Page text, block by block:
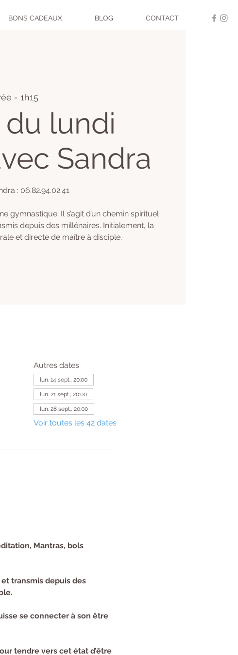
BONS CADEAUX BLOG CONTACT
- 1h15
du lundi
Sandra
: 06.82.94.02.41
gymnastique. Il s’agit d’un chemin spirituel
depuis des millénaires. Initialement, la
et directe de maître à disciple.
Autres dates
lun. 14 sept., 20:00
lun. 21 sept., 20:00
lun. 28 sept., 20:00
Voir toutes les 42 dates
Mantras, bols
et transmis depuis des
se connecter à son être
tendre vers cet état d’être